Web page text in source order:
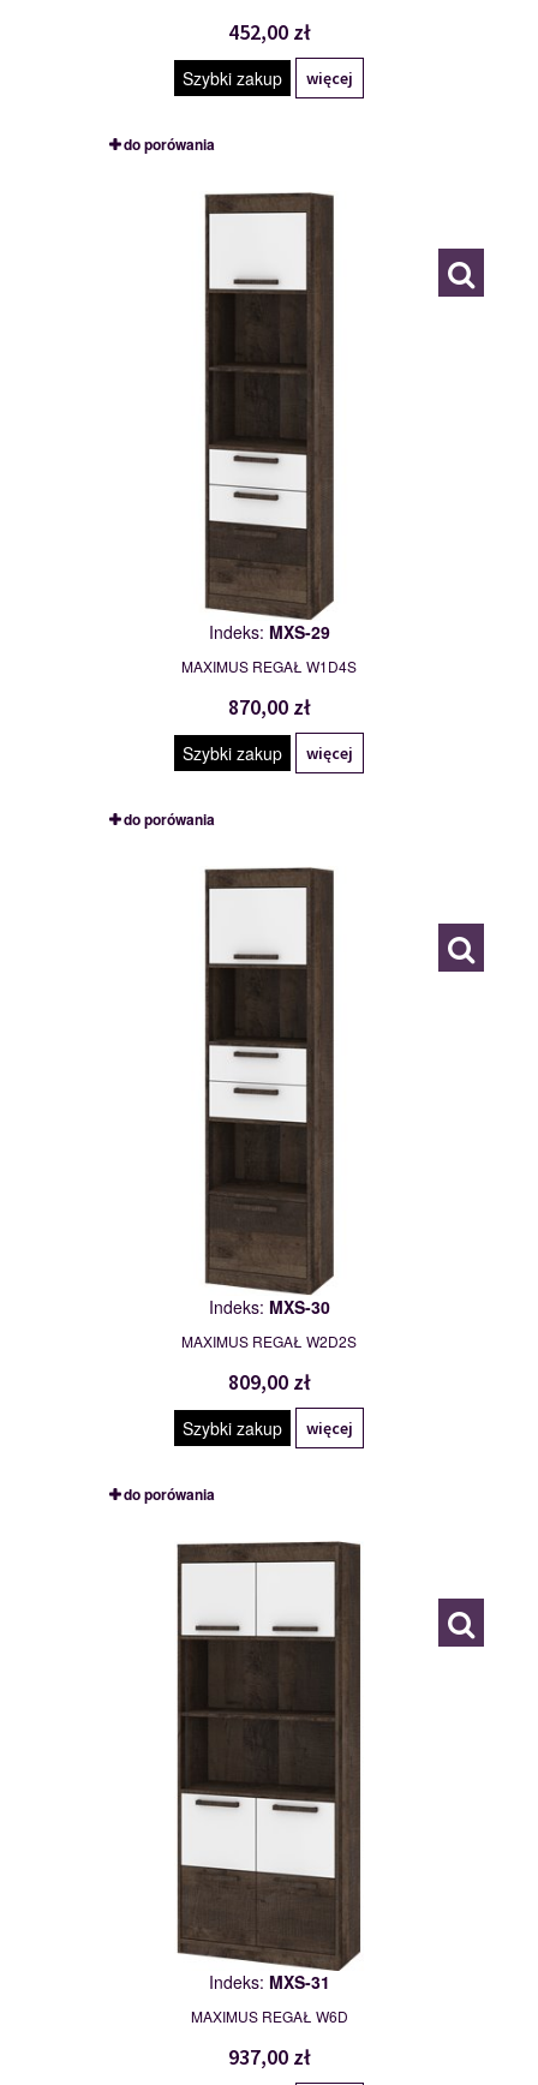
452,00 zł
Szybki zakup więcej
do porówania
117781
Indeks: MXS-29
MAXIMUS REGAŁ W1D4S
870,00 zł
Szybki zakup więcej
do porówania
117782
Indeks: MXS-30
MAXIMUS REGAŁ W2D2S
809,00 zł
Szybki zakup więcej
do porówania
117783
Indeks: MXS-31
MAXIMUS REGAŁ W6D
937,00 zł